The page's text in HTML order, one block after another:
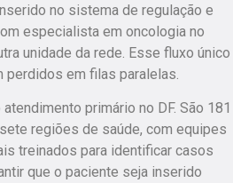
no sistema de regulação e
especialista em oncologia no
unidade da rede. Esse fluxo único
em filas paralelas.
primário no DF. São 181
regiões de saúde, com equipes
treinados para identificar casos
que o paciente seja inserido